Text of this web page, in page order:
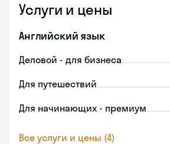
Услуги и цены
Английский язык
Деловой - для бизнеса
Для путешествий
Для начинающих - премиум
Все услуги и цены (4)